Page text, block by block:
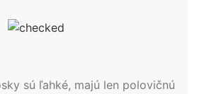
sú ľahké, majú len polovičnú